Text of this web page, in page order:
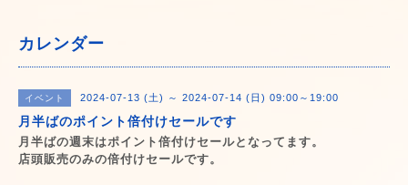
カレンダー
イベント 2024-07-13 (土) ～ 2024-07-14 (日) 09:00～19:00
月半ばのポイント倍付けセールです
月半ばの週末はポイント倍付けセールとなってます。
店頭販売のみの倍付けセールです。